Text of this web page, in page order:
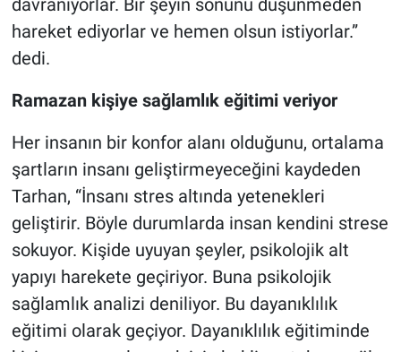
davranıyorlar. Bir şeyin sonunu düşünmeden
hareket ediyorlar ve hemen olsun istiyorlar.”
dedi.
Ramazan kişiye sağlamlık eğitimi veriyor
Her insanın bir konfor alanı olduğunu, ortalama
şartların insanı geliştirmeyeceğini kaydeden
Tarhan, “İnsanı stres altında yetenekleri
geliştirir. Böyle durumlarda insan kendini strese
sokuyor. Kişide uyuyan şeyler, psikolojik alt
yapıyı harekete geçiriyor. Buna psikolojik
sağlamlık analizi deniliyor. Bu dayanıklılık
eğitimi olarak geçiyor. Dayanıklılık eğitiminde